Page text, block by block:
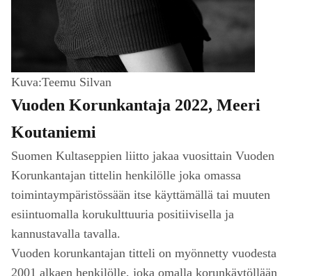
Kuva:Teemu Silvan
Vuoden Korunkantaja 2022, Meeri
Koutaniemi
Suomen Kultaseppien liitto jakaa vuosittain Vuoden
Korunkantajan tittelin henkilölle joka omassa
toimintaympäristössään itse käyttämällä tai muuten
esiintuomalla korukulttuuria positiivisella ja
kannustavalla tavalla.
Vuoden korunkantajan titteli on myönnetty vuodesta
2001 alkaen henkilölle, joka omalla korunkäytöllään